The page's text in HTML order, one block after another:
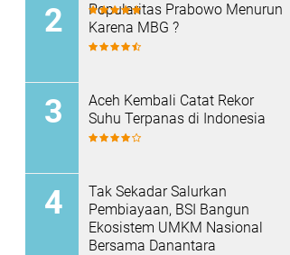
Popularitas Prabowo Menurun
Karena MBG ?
Aceh Kembali Catat Rekor
Suhu Terpanas di Indonesia
Tak Sekadar Salurkan
Pembiayaan, BSI Bangun
Ekosistem UMKM Nasional
Bersama Danantara